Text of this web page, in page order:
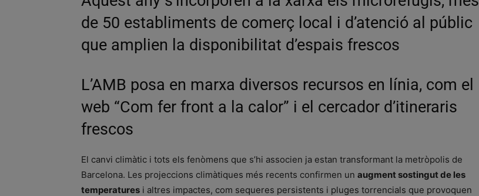
de 50 establiments de comerç local i d’atenció al públic
que amplien la disponibilitat d’espais frescos
L’AMB posa en marxa diversos recursos en línia, com el
web “Com fer front a la calor” i el cercador d’itineraris
frescos
El canvi climàtic i tots els fenòmens que s’hi associen ja estan transformant la metròpolis de
Barcelona. Les projeccions climàtiques més recents confirmen un augment sostingut de les
temperatures i altres impactes, com sequeres persistents i pluges torrencials que provoquen